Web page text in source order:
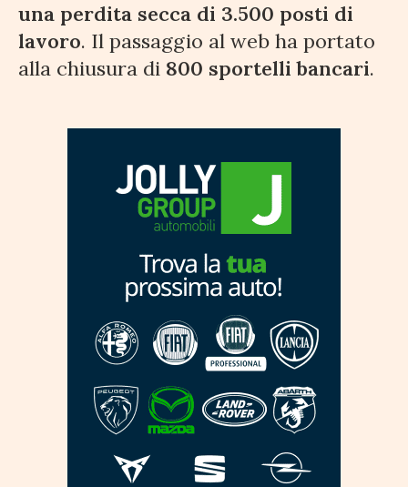
una perdita secca di 3.500 posti di
lavoro. Il passaggio al web ha portato
alla chiusura di 800 sportelli bancari.